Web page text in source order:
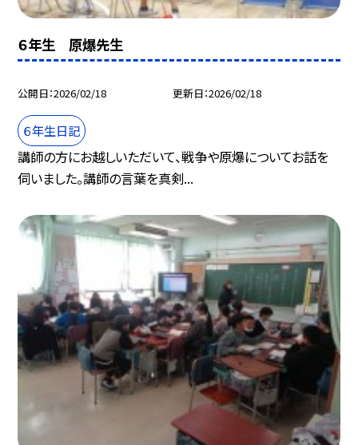
６年生 原爆先生
公開日 2026/02/18 更新日 2026/02/18
６年生日記
講師の方にお越しいただいて、戦争や原爆についてお話を
伺いました。講師の言葉を真剣...